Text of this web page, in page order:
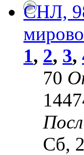
СНЛ,
1, 2, 3,
70
Сб,